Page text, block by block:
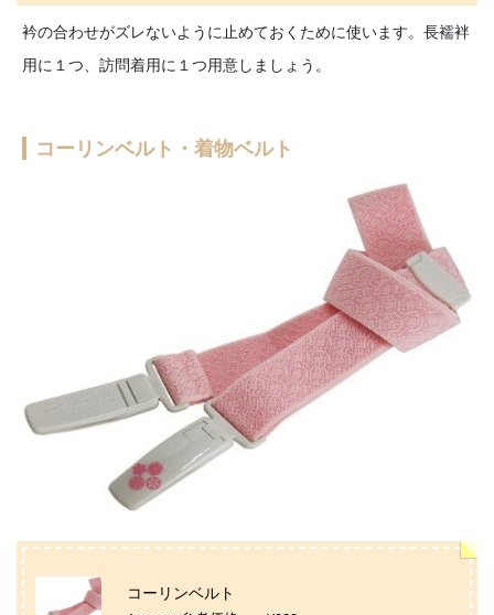
衿の合わせがズレないように止めておくために使います。長襦袢
用に１つ、訪問着用に１つ用意しましょう。
コーリンベルト・着物ベルト
コーリンベルト